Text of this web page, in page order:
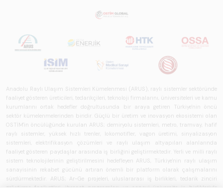
Anadolu Raylı Ulaşım Sistemleri Kümelenmesi (ARUS), raylı sistemler sektöründe
faaliyet gösteren üreticileri, tedarikçileri, teknoloji firmalarını, üniversiteleri ve kamu
kurumlarını ortak hedefler doğrultusunda bir araya getiren Türkiye'nin öncü
sektör kümelenmelerinden biridir. Güçlü bir üretim ve inovasyon ekosistemi olan
OSTİM'in öncülüğünde kurulan ARUS; demiryolu sistemleri, metro, tramvay, hafif
raylı sistemler, yüksek hızlı trenler, lokomotifler, vagon üretimi, sinyalizasyon
sistemleri, elektrifikasyon çözümleri ve raylı ulaşım altyapıları alanlarında
faaliyet gösteren paydaşlar arasında iş birliğini geliştirmektedir. Yerli ve milli raylı
sistem teknolojilerinin geliştirilmesini hedefleyen ARUS, Türkiye'nin raylı ulaşım
sanayisinin rekabet gücünü artıran önemli bir platform olarak çalışmalarını
sürdürmektedir. ARUS; Ar-Ge projeleri, uluslararası iş birlikleri, tedarik zinciri
geliştirme faaliyetleri, ihracat programları ve sanayi-üniversite iş birlikleriyle